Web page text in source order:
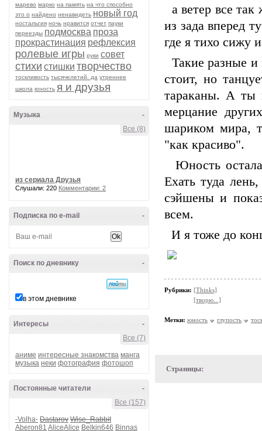
марево марко на память на что способно
это о найдено ненавидеть новый год
ностальгия ночь нравится отчет пауки
переезды подмосква проза
прокрастинация рефлексия
ролевые игры руки совет
стихи стишки творчество
тоскливость тысячелетий. да утреннее
школа юность я и друзья
-
Музыка
Все (8)
из сериала Друзья
Слушали: 220 Комментарии: 2
-
Подписка по e-mail
-
Поиск по дневнику
в этом дневнике
-
Интересы
Все (7)
аниме интересные знакомства манга
музыка неки фотография фотошоп
-
Постоянные читатели
Все (157)
-Volha- Dastarov Wise_Rabbit
Aberon81 AliceAlice Belkin646 Binnas
а ветер все
из зада вперед
где я тихо сижу
Такие разные и
стоит, но
тараканы. А ты
мерцание
шариком мира,
"как красиво".
Юность
Ехать туда
сэйшены и
всем.
И я тоже до
Рубрики: [Thinks]
[творю...]
Метки: юность глупость
Страницы: